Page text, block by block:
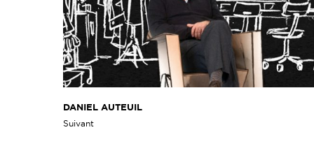
DANIEL AUTEUIL
Suivant